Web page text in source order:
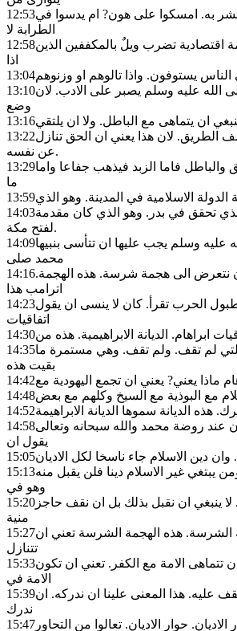
12:53به. امسكوا على هون? ام يدسوا في
الطرابة لا
12:58اقتصادية تضرب ويلٌ بالمكففين الذين
اذا
13:04الناس يستوفون. واذا تالوهم او وزنوهم
13:10الله عليه وسلم يصبر على الادب. لان
وضع
13:16ان يتماهى مع الباطل. ولا ان يلتقي
13:22الطريق. لان هذا يعني ان الحق تنازل
عن نفسه.
13:29فاما الزبد فيذهب جفاعا واما
ما
13:59الدولة الاسلامية في المدينة. وهو الذي
14:03تحقق في بدر. وهو الذي كان مقدمة
لفتح مكة.
14:09عليه وسلم يجب عليها ان تتأسى بنبيها
محمد صلى
14:16نتعرض الى هجمة شرسة. هذه الهجمة.
اترامب هذا
14:23الحرب تقرأ. كان لا ينسى ان يقول
اتفاقيات
14:30ابراهام. الديانة الابراهيمية. هذه من
14:35لم تقف. ولم تقف. وهي مستمرة ما
بقيت هذه
14:42ماذا يعني? يعني ان تجمع اليهودية مع
14:48
14:52
14:58عند روضة محمد والله سبحانه وتعالى
يقول ان
15:05وان دين الاسلام جاء ناسخا لكل الاديان
15:13يبتغي غير الاسلام دينا فلن يقبل منه
وهو في
15:20 لا ينبغي ان نقبل بذلك بل ان نقف حاجز
منية
15:27الشرسة. هذه الهجمة الشرسة تعني ان
تتنازل
15:33تتماهى الامة مع الكفر. تعني ان تكون
الامة في
15:39تقف عليه. هذا المعنى علينا ان ندركه. ان
ندرك
15:47